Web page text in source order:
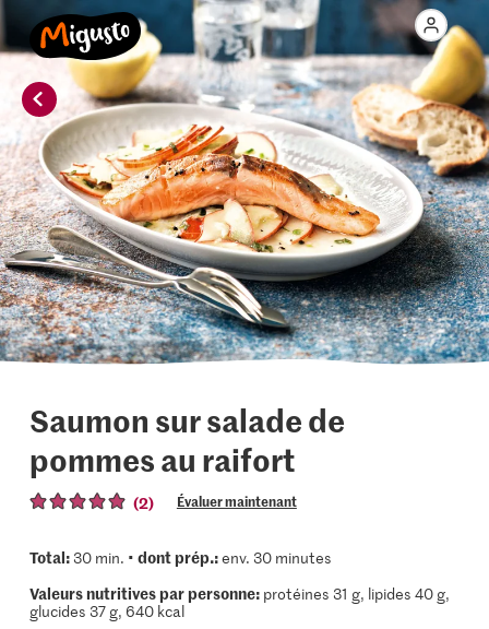
Saumon sur salade de
pommes au raifort
(2) Évaluer maintenant
Total:30 min. • dont prép.:env. 30 minutes
Valeurs nutritives par personne:protéines 31 g, lipides 40 g,
glucides 37 g, 640 kcal